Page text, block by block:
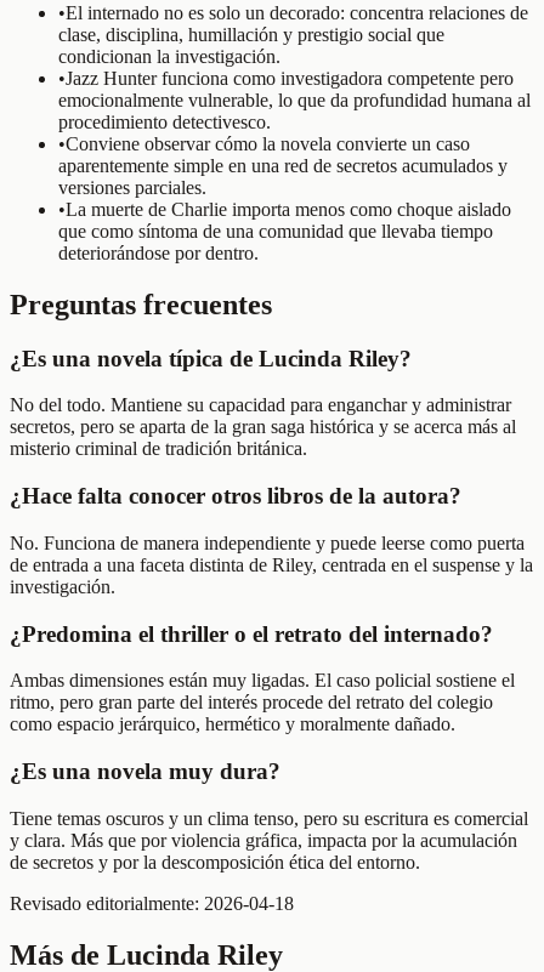
•El internado no es solo un decorado: concentra relaciones de
clase, disciplina, humillación y prestigio social que
condicionan la investigación.
•Jazz Hunter funciona como investigadora competente pero
emocionalmente vulnerable, lo que da profundidad humana al
procedimiento detectivesco.
•Conviene observar cómo la novela convierte un caso
aparentemente simple en una red de secretos acumulados y
versiones parciales.
•La muerte de Charlie importa menos como choque aislado
que como síntoma de una comunidad que llevaba tiempo
deteriorándose por dentro.
Preguntas frecuentes
¿Es una novela típica de Lucinda Riley?
No del todo. Mantiene su capacidad para enganchar y administrar
secretos, pero se aparta de la gran saga histórica y se acerca más al
misterio criminal de tradición británica.
¿Hace falta conocer otros libros de la autora?
No. Funciona de manera independiente y puede leerse como puerta
de entrada a una faceta distinta de Riley, centrada en el suspense y la
investigación.
¿Predomina el thriller o el retrato del internado?
Ambas dimensiones están muy ligadas. El caso policial sostiene el
ritmo, pero gran parte del interés procede del retrato del colegio
como espacio jerárquico, hermético y moralmente dañado.
¿Es una novela muy dura?
Tiene temas oscuros y un clima tenso, pero su escritura es comercial
y clara. Más que por violencia gráfica, impacta por la acumulación
de secretos y por la descomposición ética del entorno.
Revisado editorialmente: 2026-04-18
Más de Lucinda Riley